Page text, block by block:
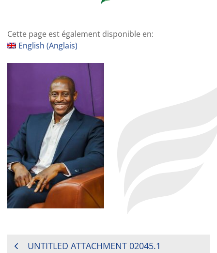
Cette page est également disponible en:
English (Anglais)
NAVIGATION
UNTITLED ATTACHMENT 02045.1